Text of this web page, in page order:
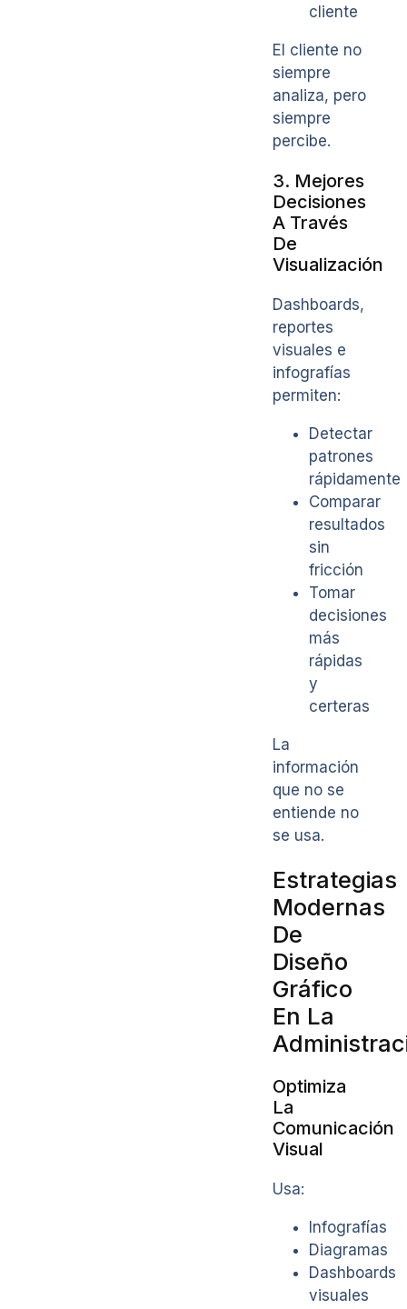
cliente
El cliente no
siempre
analiza, pero
siempre
percibe.
3. Mejores
Decisiones
A Través
De
Visualización
Dashboards,
reportes
visuales e
infografías
permiten:
Detectar
patrones
rápidamente
Comparar
resultados
sin
fricción
Tomar
decisiones
más
rápidas
y
certeras
La
información
que no se
entiende no
se usa.
Estrategias
Modernas
De
Diseño
Gráfico
En La
Optimiza
La
Comunicación
Visual
Usa:
Infografías
Diagramas
Dashboards
visuales